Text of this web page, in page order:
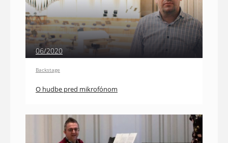
06/2020
Backstage
O hudbe pred mikrofónom